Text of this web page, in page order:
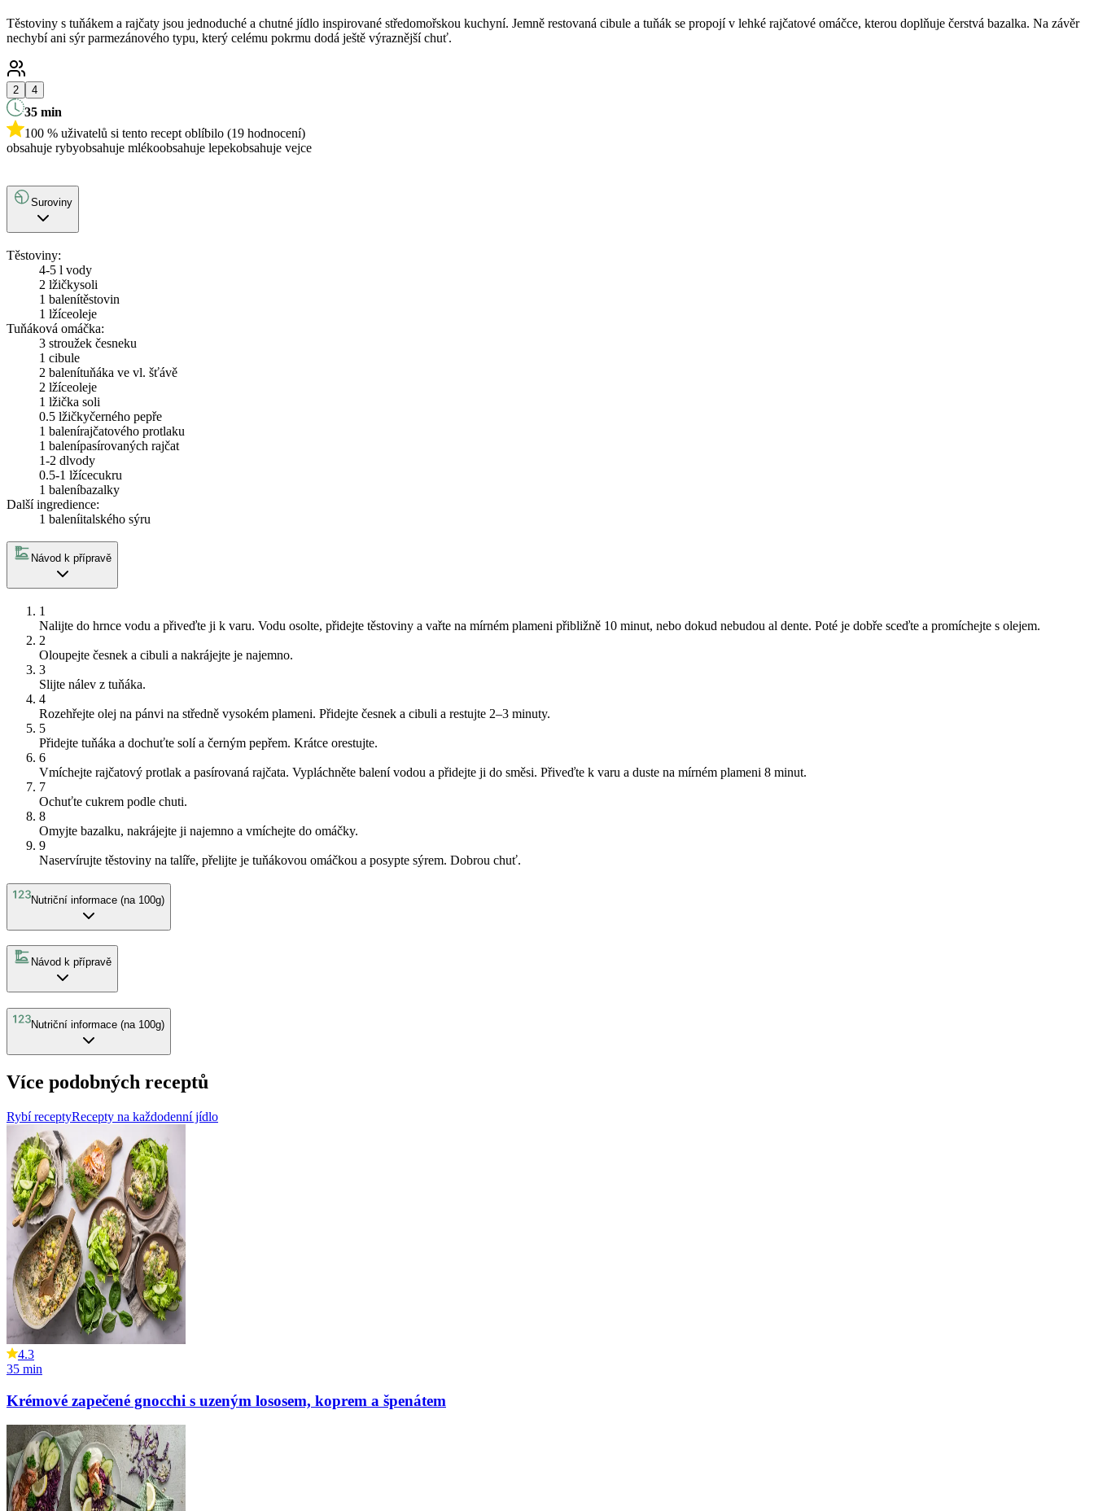
Těstoviny s tuňákem a rajčaty jsou jednoduché a chutné jídlo inspirované středomořskou kuchyní. Jemně restovaná cibule a tuňák se propojí v lehké rajčatové omáčce, kterou doplňuje čerstvá bazalka. Na závěr
nechybí ani sýr parmezánového typu, který celému pokrmu dodá ještě výraznější chuť.
2 4
35 min
100 % uživatelů si tento recept oblíbilo (19 hodnocení)
obsahuje rybyobsahuje mlékoobsahuje lepekobsahuje vejce
Suroviny
Těstoviny:
4-5 l vody
2 lžičkysoli
1 balenítěstovin
1 lžíceoleje
Tuňáková omáčka:
3 stroužek česneku
1 cibule
2 balenítuňáka ve vl. šťávě
2 lžíceoleje
1 lžička soli
0.5 lžičkyčerného pepře
1 balenírajčatového protlaku
1 balenípasírovaných rajčat
1-2 dlvody
0.5-1 lžícecukru
1 baleníbazalky
Další ingredience:
1 baleníitalského sýru
Návod k přípravě
1
Nalijte do hrnce vodu a přiveďte ji k varu. Vodu osolte, přidejte těstoviny a vařte na mírném plameni přibližně 10 minut, nebo dokud nebudou al dente. Poté je dobře sceďte a promíchejte s olejem.
2
Oloupejte česnek a cibuli a nakrájejte je najemno.
3
Slijte nálev z tuňáka.
4
Rozehřejte olej na pánvi na středně vysokém plameni. Přidejte česnek a cibuli a restujte 2–3 minuty.
5
Přidejte tuňáka a dochuťte solí a černým pepřem. Krátce orestujte.
6
Vmíchejte rajčatový protlak a pasírovaná rajčata. Vypláchněte balení vodou a přidejte ji do směsi. Přiveďte k varu a duste na mírném plameni 8 minut.
7
Ochuťte cukrem podle chuti.
8
Omyjte bazalku, nakrájejte ji najemno a vmíchejte do omáčky.
9
Naservírujte těstoviny na talíře, přelijte je tuňákovou omáčkou a posypte sýrem. Dobrou chuť.
Nutriční informace (na 100g)
Návod k přípravě
Nutriční informace (na 100g)
Více podobných receptů
Rybí receptyRecepty na každodenní jídlo
4.3
35 min
Krémové zapečené gnocchi s uzeným lososem, koprem a špenátem